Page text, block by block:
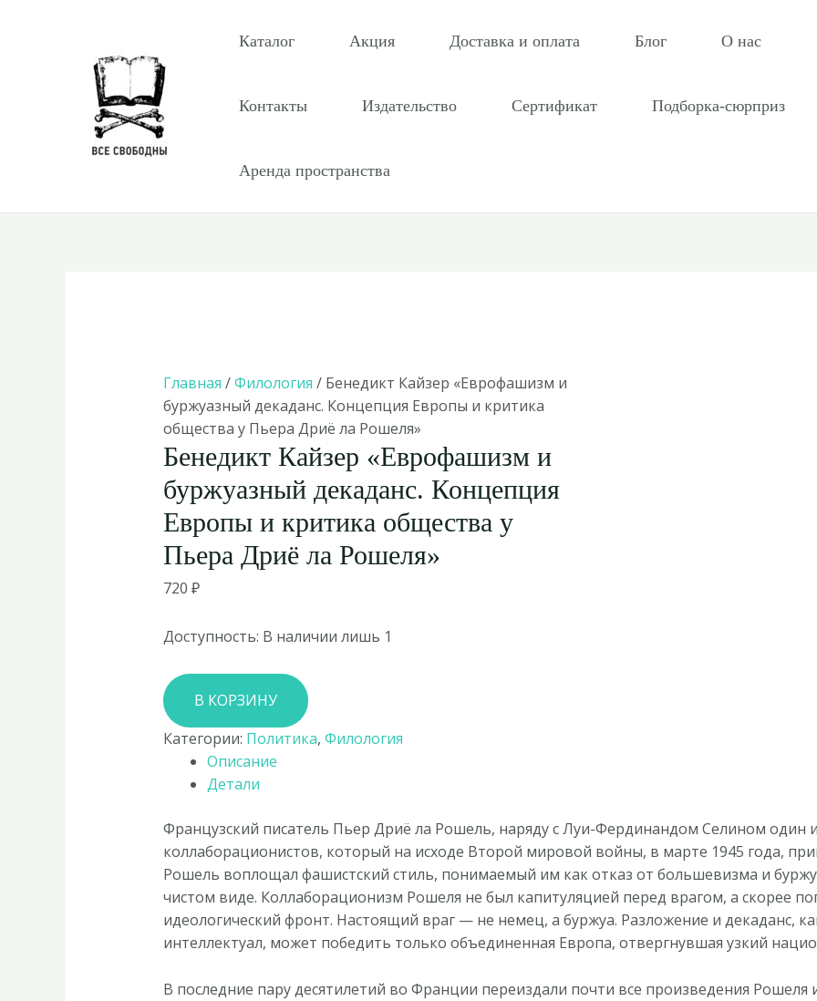
содержимому
Каталог Акция Доставка и оплата Блог О нас
Контакты Издательство Сертификат Подборка-сюрприз
Аренда пространства
Главная /Филология / Бенедикт Кайзер «Еврофашизм и
буржуазный декаданс. Концепция Европы и критика
общества у Пьера Дриё ла Рошеля»
Бенедикт Кайзер «Еврофашизм и
буржуазный декаданс. Концепция
Европы и критика общества у
Пьера Дриё ла Рошеля»
720 ₽
Доступность: В наличии лишь 1
Количество
товара
Бенедикт
Кайзер
«Еврофашизм
буржуазный
декаданс.
Концепция
Европы
и
критика
у
В КОРЗИНУ
Категории: Политика, Филология
Описание
Детали
Французский писатель Пьер Дриё ла Рошель, наряду с Луи-Фердинандом Селином один
коллаборационистов, который на исходе Второй мировой войны, в марте 1945 года,
Рошель воплощал фашистский стиль, понимаемый им как отказ от большевизма и
чистом виде. Коллаборационизм Рошеля не был капитуляцией перед врагом, а скорее
идеологический фронт. Настоящий враг — не немец, а буржуа. Разложение и декаданс,
интеллектуал, может победить только объединенная Европа, отвергнувшая узкий
В последние пару десятилетий во Франции переиздали почти все произведения